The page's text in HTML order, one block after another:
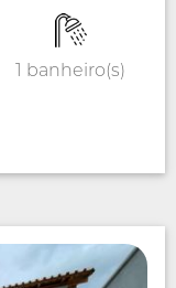
1 banheiro(s)